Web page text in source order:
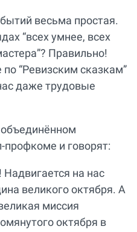
весьма простая.
“всех умнее, всех
Правильно!
“Ревизским сказкам”
даже трудовые
и говорят:
на нас
великого октября. А
миссия
октября в